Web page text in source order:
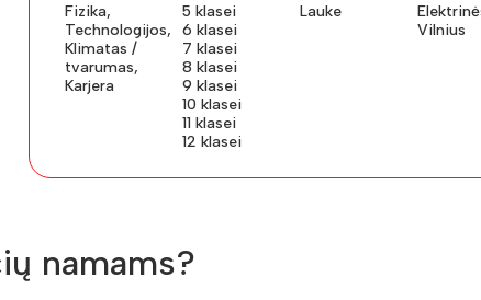
Fizika,
Technologijos,
Klimatas /
tvarumas,
Karjera
5 klasei
6 klasei
7 klasei
8 klasei
9 klasei
10 klasei
11 klasei
12 klasei
Lauke
Vilnius
namams?